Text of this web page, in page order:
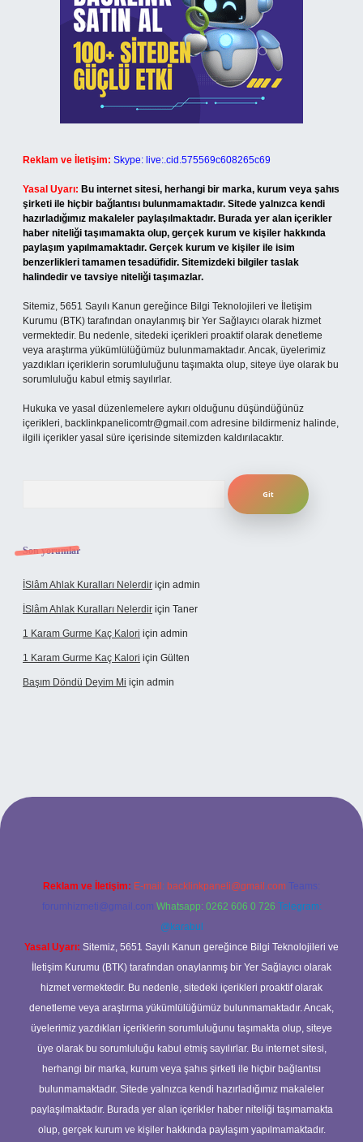
Reklam ve İletişim: Skype: live:.cid.575569c608265c69
Yasal Uyarı: Bu internet sitesi, herhangi bir marka, kurum veya şahıs
şirketi ile hiçbir bağlantısı bulunmamaktadır. Sitede yalnızca kendi
hazırladığımız makaleler paylaşılmaktadır. Burada yer alan içerikler
haber niteliği taşımamakta olup, gerçek kurum ve kişiler hakkında
paylaşım yapılmamaktadır. Gerçek kurum ve kişiler ile isim
benzerlikleri tamamen tesadüfidir. Sitemizdeki bilgiler taslak
halindedir ve tavsiye niteliği taşımazlar.
Sitemiz, 5651 Sayılı Kanun gereğince Bilgi Teknolojileri ve İletişim
Kurumu (BTK) tarafından onaylanmış bir Yer Sağlayıcı olarak hizmet
vermektedir. Bu nedenle, sitedeki içerikleri proaktif olarak denetleme
veya araştırma yükümlülüğümüz bulunmamaktadır. Ancak, üyelerimiz
yazdıkları içeriklerin sorumluluğunu taşımakta olup, siteye üye olarak bu
sorumluluğu kabul etmiş sayılırlar.
Hukuka ve yasal düzenlemelere aykırı olduğunu düşündüğünüz
içerikleri, backlinkpanelicomtr@gmail.com adresine bildirmeniz halinde,
ilgili içerikler yasal süre içerisinde sitemizden kaldırılacaktır.
Son yorumlar
İSlâm Ahlak Kuralları Nelerdir için admin
İSlâm Ahlak Kuralları Nelerdir için Taner
1 Karam Gurme Kaç Kalori için admin
1 Karam Gurme Kaç Kalori için Gülten
Başım Döndü Deyim Mi için admin
giriş
Reklam ve İletişim: E-mail: backlinkpaneli@gmail.com Teams:
forumhizmeti@gmail.com Whatsapp: 0262 606 0 726 Telegram:
@karabul
Yasal Uyarı: Sitemiz, 5651 Sayılı Kanun gereğince Bilgi Teknolojileri ve
İletişim Kurumu (BTK) tarafından onaylanmış bir Yer Sağlayıcı olarak
hizmet vermektedir. Bu nedenle, sitedeki içerikleri proaktif olarak
denetleme veya araştırma yükümlülüğümüz bulunmamaktadır. Ancak,
üyelerimiz yazdıkları içeriklerin sorumluluğunu taşımakta olup, siteye
üye olarak bu sorumluluğu kabul etmiş sayılırlar. Bu internet sitesi,
herhangi bir marka, kurum veya şahıs şirketi ile hiçbir bağlantısı
bulunmamaktadır. Sitede yalnızca kendi hazırladığımız makaleler
paylaşılmaktadır. Burada yer alan içerikler haber niteliği taşımamakta
olup, gerçek kurum ve kişiler hakkında paylaşım yapılmamaktadır.